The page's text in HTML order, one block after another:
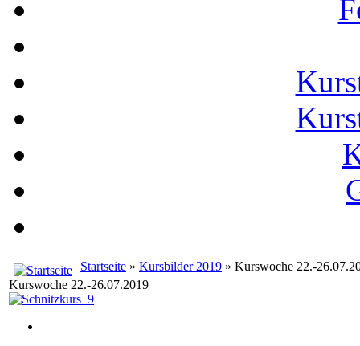
Startseite » Kursbilder 2019 » Kurswoche 22.-
Kurswoche 22.-26.07.2019